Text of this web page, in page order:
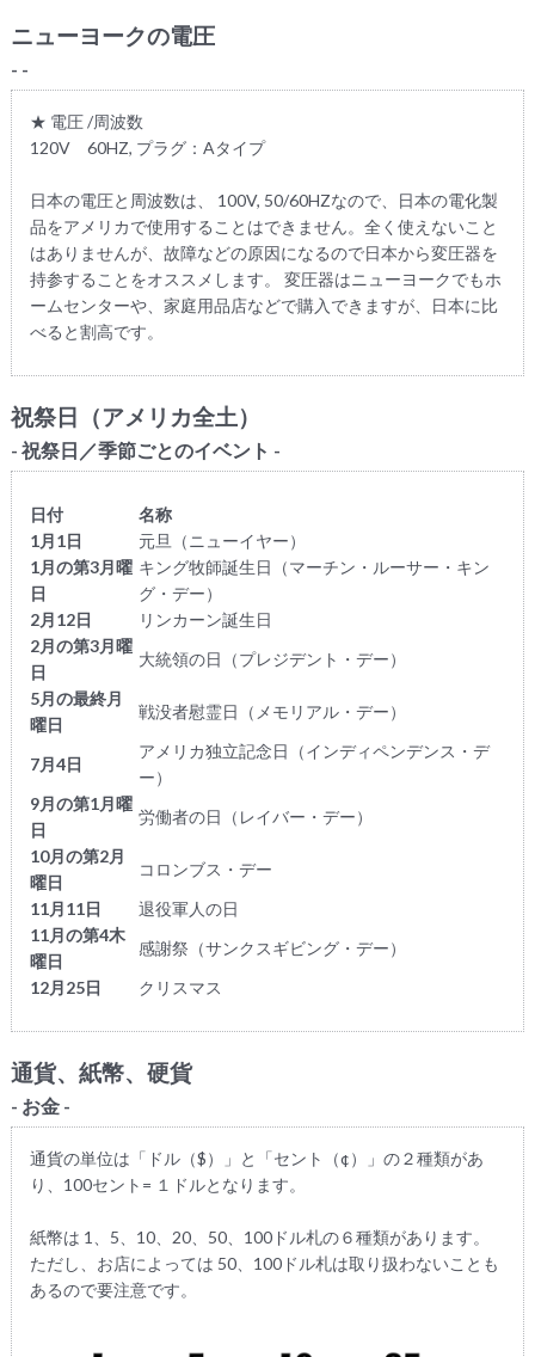
ニューヨークの電圧
- -
★ 電圧 /周波数
120V 60HZ, プラグ：Aタイプ
日本の電圧と周波数は、 100V, 50/60HZなので、日本の電化製
品をアメリカで使用することはできません。全く使えないこと
はありませんが、故障などの原因になるので日本から変圧器を
持参することをオススメします。 変圧器はニューヨークでもホ
ームセンターや、家庭用品店などで購入できますが、日本に比
べると割高です。
祝祭日（アメリカ全土）
- 祝祭日／季節ごとのイベント -
日付
名称
1月1日
元旦（ニューイヤー）
1月の第3月曜
日
キング牧師誕生日（マーチン・ルーサー・キン
グ・デー）
2月12日
リンカーン誕生日
2月の第3月曜
日
大統領の日（プレジデント・デー）
5月の最終月
曜日
戦没者慰霊日（メモリアル・デー）
7月4日
アメリカ独立記念日（インディペンデンス・デ
ー）
9月の第1月曜
日
労働者の日（レイバー・デー）
10月の第2月
曜日
コロンブス・デー
11月11日
退役軍人の日
11月の第4木
曜日
感謝祭（サンクスギビング・デー）
12月25日
クリスマス
通貨、紙幣、硬貨
- お金 -
通貨の単位は「ドル（$）」と「セント（¢）」の２種類があ
り、100セント= １ドルとなります。
紙幣は 1、5、10、20、50、100ドル札の６種類があります。
ただし、お店によっては 50、100ドル札は取り扱わないことも
あるので要注意です。